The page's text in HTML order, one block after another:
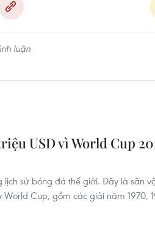
USD vì World Cup
lịch sử bóng đá thế giới. Đây là sân
Cup, gồm các giải năm 1970,